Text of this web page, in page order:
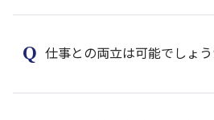
仕事との両立は可能でしょう